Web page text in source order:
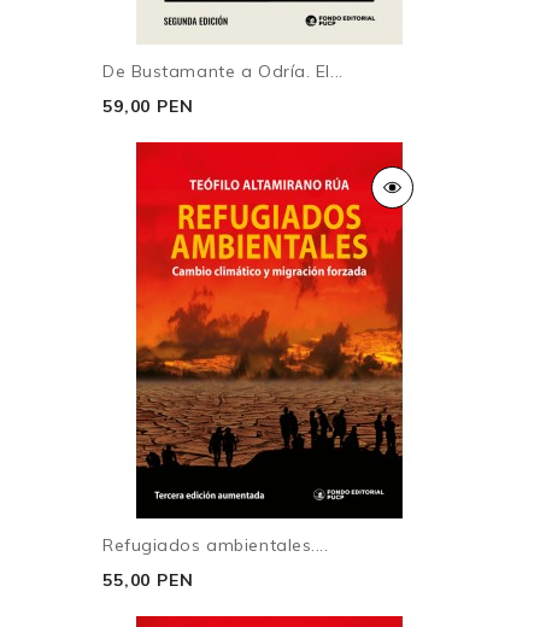
De Bustamante a Odría. El...
59,00 PEN
Refugiados ambientales....
55,00 PEN